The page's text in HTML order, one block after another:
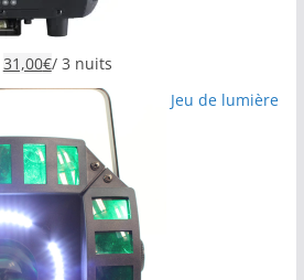
31,00€/ 3 nuits
Jeu de lumière